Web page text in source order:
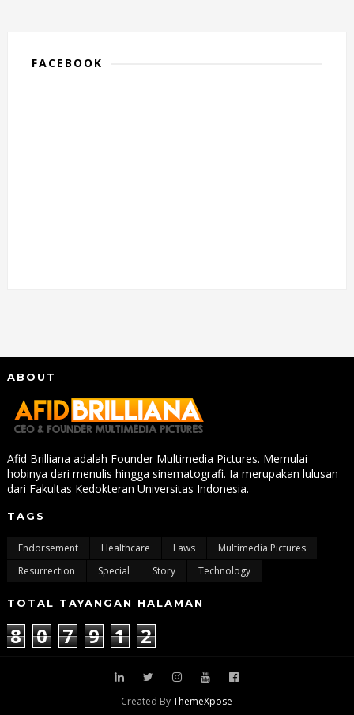
FACEBOOK
ABOUT
Afid Brilliana adalah Founder Multimedia Pictures. Memulai
hobinya dari menulis hingga sinematografi. Ia merupakan lulusan
dari Fakultas Kedokteran Universitas Indonesia.
TAGS
Endorsement Healthcare Laws
Multimedia Pictures
Resurrection
Special Story Technology
TOTAL TAYANGAN HALAMAN
8 0 7 9 1 2
Created ByThemeXpose